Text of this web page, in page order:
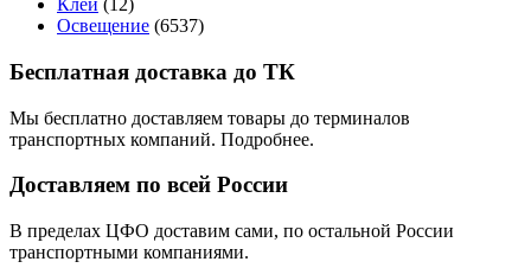
Клеи (12)
Освещение (6537)
Бесплатная доставка до ТК
Мы бесплатно доставляем товары до терминалов
транспортных компаний. Подробнее.
Доставляем по всей России
В пределах ЦФО доставим сами, по остальной России
транспортными компаниями.